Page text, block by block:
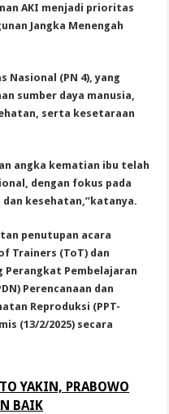
AKI menjadi prioritas
Jangka Menengah
(PN 4), yang
sumber daya manusia,
serta kesetaraan
angka kematian ibu telah
dengan fokus pada
kesehatan,”katanya.
penutupan acara
Trainers (ToT) dan
Perangkat Pembelajaran
Perencanaan dan
Reproduksi (PPT-
(13/2/2025) secara
YAKIN, PRABOWO
BAIK